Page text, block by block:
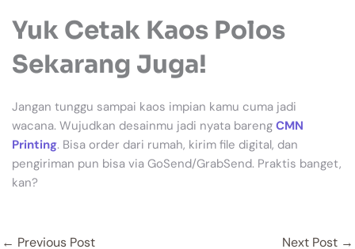
Yuk Cetak Kaos Polos
Sekarang Juga!
Jangan tunggu sampai kaos impian kamu cuma jadi
wacana. Wujudkan desainmu jadi nyata bareng CMN
Printing. Bisa order dari rumah, kirim file digital, dan
pengiriman pun bisa via GoSend/GrabSend. Praktis banget,
kan?
← Previous Post Next Post →